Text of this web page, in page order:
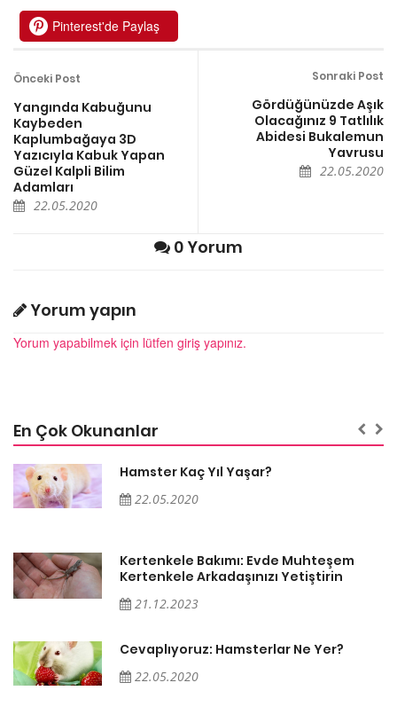
Pinterest'de Paylaş
Önceki Post
Yangında Kabuğunu
Kaybeden
Kaplumbağaya 3D
Yazıcıyla Kabuk Yapan
Güzel Kalpli Bilim
Adamları
22.05.2020
Sonraki Post
Gördüğünüzde Aşık
Olacağınız 9 Tatlılık
Abidesi Bukalemun
Yavrusu
22.05.2020
0 Yorum
Yorum yapın
Yorum yapabilmek için lütfen giriş yapınız.
En Çok Okunanlar
Hamster Kaç Yıl Yaşar?
22.05.2020
Kertenkele Bakımı: Evde Muhteşem
Kertenkele Arkadaşınızı Yetiştirin
21.12.2023
Cevaplıyoruz: Hamsterlar Ne Yer?
22.05.2020